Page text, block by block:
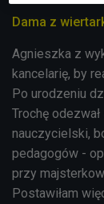
Dama z
Agnieszka z
kancelarię, by
Po urodzeniu
Trochę
nauczycielski,
pedagogów -
przy
Postawiłam